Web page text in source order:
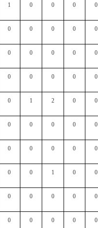
1 0 0 0 0
0 0 0 0 0
0 0 0 0 0
0 0 0 0 0
0 1 2 0 0
0 0 0 0 0
0 0 0 0 0
0 0 1 0 0
0 0 0 0 0
0 0 0 0 0